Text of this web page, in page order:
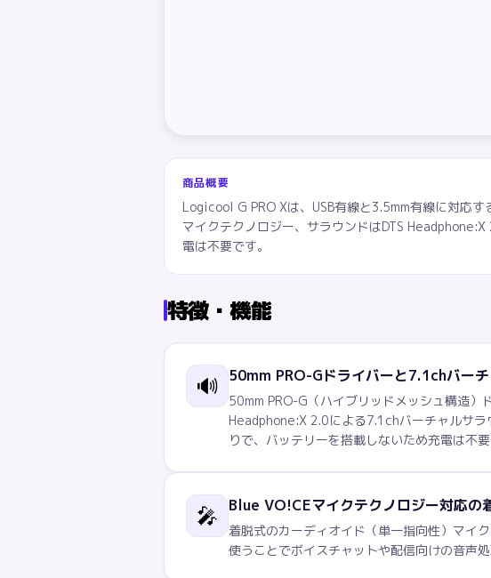
商品概要
Logicool G PRO Xは、USB有線と3.5mm有線に対応
マイクテクノロジー、サラウンドはDTS
電は不要です。
特徴・機能
🔊 50mm PRO-Gドライバーと7.1chバー
50mm PRO-G（ハイブリッドメッシュ構造）
Headphone:X 2.0による7.1chバーチャルサ
りで、バッテリーを搭載しないため充電は不要
🎤 Blue VO!CEマイクテクノロジー対応の
着脱式のカーディオイド（単一指向性）マイ
使うことでボイスチャットや配信向けの音声